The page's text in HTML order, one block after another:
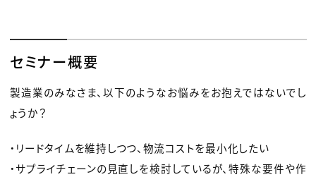
セミナー概要
製造業のみなさま、以下のようなお悩みをお抱えではないでし
ょうか？
・リードタイムを維持しつつ、物流コストを最小化したい
・サプライチェーンの見直しを検討しているが、特殊な要件や作